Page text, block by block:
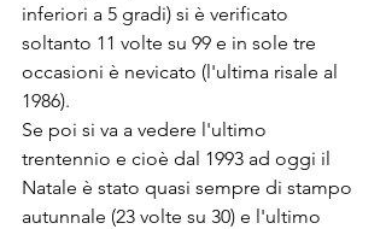
inferiori a 5 gradi) si è verificato
soltanto 11 volte su 99 e in sole tre
occasioni è nevicato (l'ultima risale al
1986).
Se poi si va a vedere l'ultimo
trentennio e cioè dal 1993 ad oggi il
Natale è stato quasi sempre di stampo
autunnale (23 volte su 30) e l'ultimo